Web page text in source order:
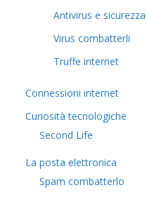
Antivirus e sicurezza
Virus combatterli
Truffe internet
Connessioni internet
Curiosità tecnologiche
​Second Life
La posta elettronica
Spam combatterlo